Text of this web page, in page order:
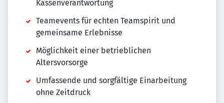
Kassenverantwortung
Teamevents für echten Teamspirit und
gemeinsame Erlebnisse
Möglichkeit einer betrieblichen
Altersvorsorge
Umfassende und sorgfältige Einarbeitung
ohne Zeitdruck